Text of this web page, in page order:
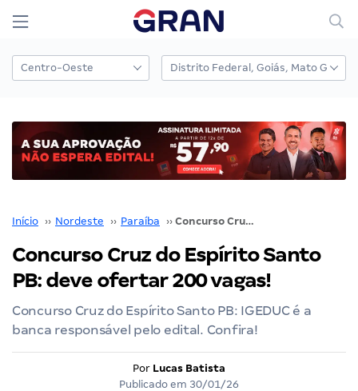
Início ›› Nordeste ›› Paraíba ›› Concurso Cruz do Espírito Santo PB: deve ofertar 200 vagas!
Concurso Cruz do Espírito Santo
PB: deve ofertar 200 vagas!
Concurso Cruz do Espírito Santo PB: IGEDUC é a
banca responsável pelo edital. Confira!
Por Lucas Batista
Publicado em 30/01/26